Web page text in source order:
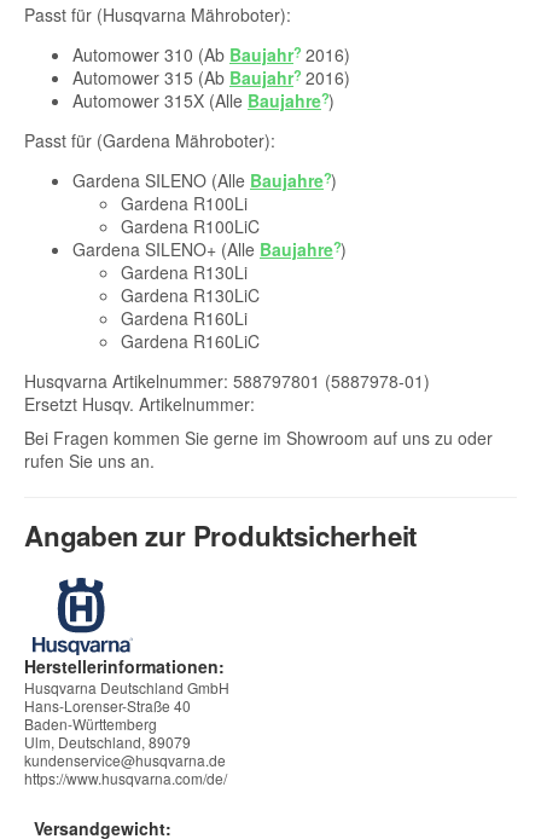
Passt für (Husqvarna Mähroboter):
Automower 310 (Ab Baujahr 2016)
Automower 315 (Ab Baujahr 2016)
Automower 315X (Alle Baujahre )
Passt für (Gardena Mähroboter):
Gardena SILENO (Alle Baujahre )
Gardena R100Li
Gardena R100LiC
Gardena SILENO+ (Alle Baujahre )
Gardena R130Li
Gardena R130LiC
Gardena R160Li
Gardena R160LiC
Husqvarna Artikelnummer: 588797801 (5887978-01)
Ersetzt Husqv. Artikelnummer:
Bei Fragen kommen Sie gerne im Showroom auf uns zu oder
rufen Sie uns an.
Angaben zur Produktsicherheit
Herstellerinformationen:
Husqvarna Deutschland GmbH
Hans-Lorenser-Straße 40
Baden-Württemberg
Ulm, Deutschland, 89079
kundenservice@husqvarna.de
https://www.husqvarna.com/de/
Versandgewicht: